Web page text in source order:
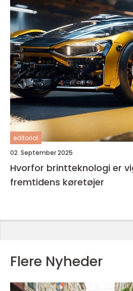
editorial
02. September 2025
Hvorfor brintteknologi er
fremtidens køretøjer
Flere Nyheder